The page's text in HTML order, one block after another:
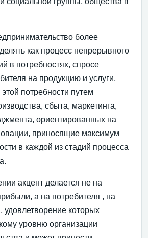
более
как процесс непрерывного
в потребностях, спросе
на продукцию и услуги,
потребности путем
сбыта, маркетинга,
ориентированных на
приносящие максимум
в каждой из стадий процесса
акцент делается не на
а на потребителя , на
удовлетворение которых
уровню организации